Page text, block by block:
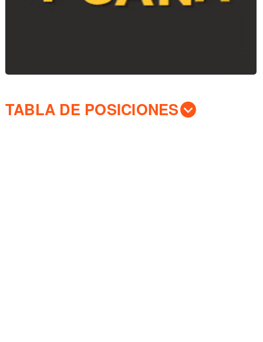
TABLA DE POSICIONES